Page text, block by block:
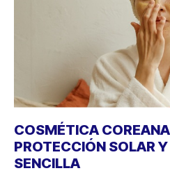
COSMÉTICA
PROTECCIÓN SOLAR
SENCILLA